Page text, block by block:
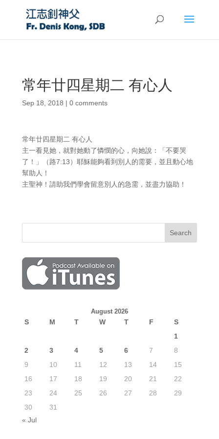
常年廿四星期二 有心人
Sep 18, 2018 | 0 comments
常年廿四星期二 有心人
主一看見她，就對她動了憐憫的心，向她說：「不要哭
了！」（路7:13）耶穌能夠看到別人的需要，並且動心地
幫助人！
主聖神！請助我們學會留意別人的急需，並盡力協助！
August 2026
S M T W T F
S
1
2
3 4 5 6 7
8
9
10 11 12 13 14
15
16
17 18 19 20 21
22
23
24 25 26 27 28
29
30
31
« Jul